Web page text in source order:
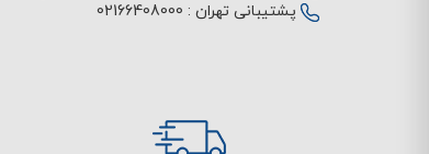
پشتیبانی تهران : 02166408000